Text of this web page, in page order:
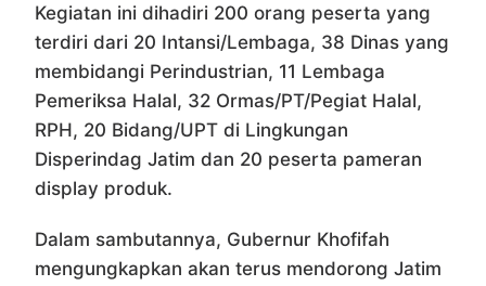
Kegiatan ini dihadiri 200 orang peserta yang
terdiri dari 20 Intansi/Lembaga, 38 Dinas yang
membidangi Perindustrian, 11 Lembaga
Pemeriksa Halal, 32 Ormas/PT/Pegiat Halal,
RPH, 20 Bidang/UPT di Lingkungan
Disperindag Jatim dan 20 peserta pameran
display produk.
Dalam sambutannya, Gubernur Khofifah
mengungkapkan akan terus mendorong Jatim